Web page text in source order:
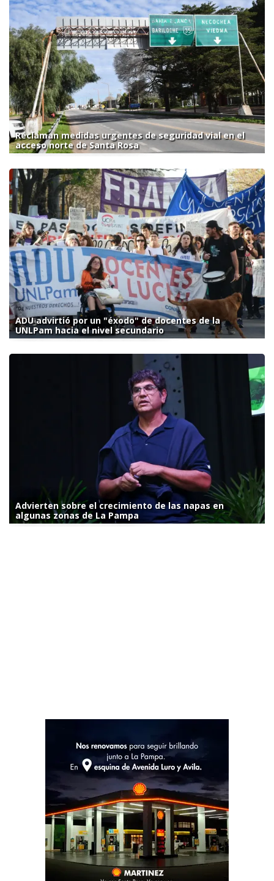
Reclaman medidas urgentes de seguridad vial en el
acceso norte de Santa Rosa
ADU advirtió por un "éxodo" de docentes de la
UNLPam hacia el nivel secundario
Advierten sobre el crecimiento de las napas en
algunas zonas de La Pampa